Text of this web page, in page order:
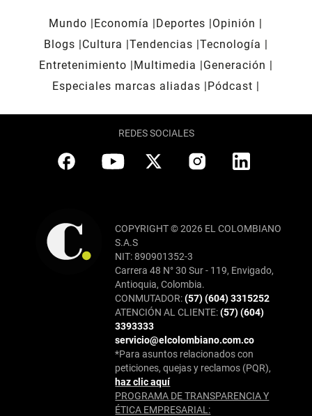
Mundo Economía Deportes
Opinión
Blogs
Cultura Tendencias Tecnología
Entretenimiento
Multimedia
Generación
Especiales marcas aliadas
Pódcast
REDES SOCIALES
COPYRIGHT © 2026 EL COLOMBIANO
S.A.S
NIT: 890901352-3
Carrera 48 N° 30 Sur - 119, Envigado,
Antioquia, Colombia.
CONMUTADOR:(57) (604) 3315252
ATENCIÓN AL CLIENTE:(57) (604)
3393333
servicio@elcolombiano.com.co
*Para asuntos relacionados con
peticiones, quejas y reclamos (PQR),
haz clic aquí
PROGRAMA DE TRANSPARENCIA Y
ÉTICA EMPRESARIAL: